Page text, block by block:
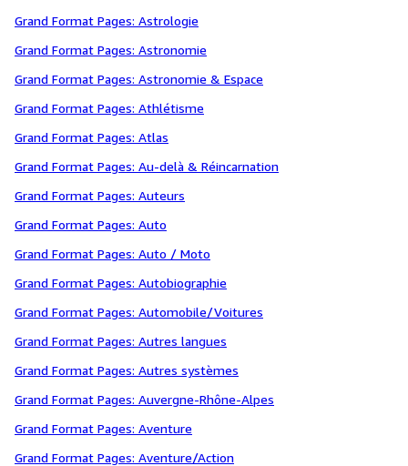
Grand Format Pages: Astrologie
Grand Format Pages: Astronomie
Grand Format Pages: Astronomie & Espace
Grand Format Pages: Athlétisme
Grand Format Pages: Atlas
Grand Format Pages: Au-delà & Réincarnation
Grand Format Pages: Auteurs
Grand Format Pages: Auto
Grand Format Pages: Auto / Moto
Grand Format Pages: Autobiographie
Grand Format Pages: Automobile/Voitures
Grand Format Pages: Autres langues
Grand Format Pages: Autres systèmes
Grand Format Pages: Auvergne-Rhône-Alpes
Grand Format Pages: Aventure
Grand Format Pages: Aventure/Action